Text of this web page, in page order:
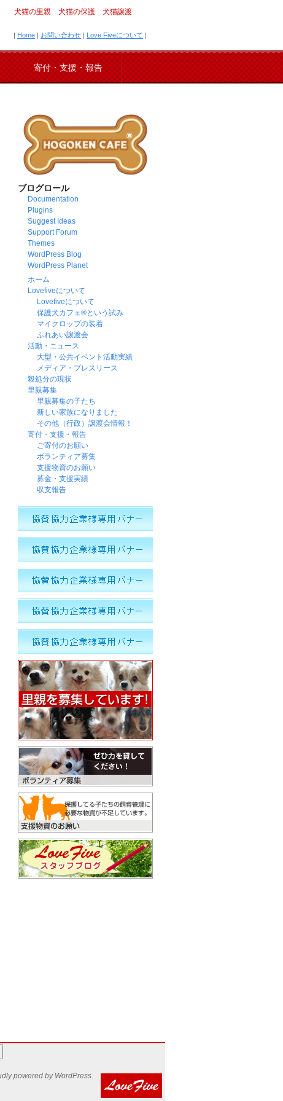
犬猫の里親 犬猫の保護 犬猫譲渡
| Home | お問い合わせ | Love Fiveについて |
寄付・支援・報告
ブログロール
Documentation
Plugins
Suggest Ideas
Support Forum
Themes
WordPress Blog
WordPress Planet
ホーム
Lovefiveについて
Lovefiveについて
保護犬カフェ®という試み
マイクロップの装着
ふれあい譲渡会
活動・ニュース
大型・公共イベント活動実績
メディア・プレスリース
殺処分の現状
里親募集
里親募集の子たち
新しい家族になりました
その他（行政）譲渡会情報！
寄付・支援・報告
ご寄付のお願い
ボランティア募集
支援物資のお願い
募金・支援実績
収支報告
powered by WordPress.